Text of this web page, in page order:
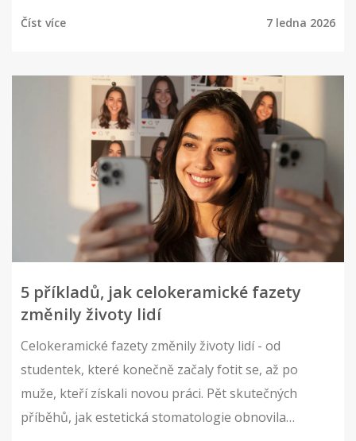
Číst více 7 ledna 2026
5 příkladů, jak celokeramické fazety
změnily životy lidí
Celokeramické fazety změnily životy lidí - od
studentek, které konečně začaly fotit se, až po
muže, kteří získali novou práci. Pět skutečných
příběhů, jak estetická stomatologie obnovila